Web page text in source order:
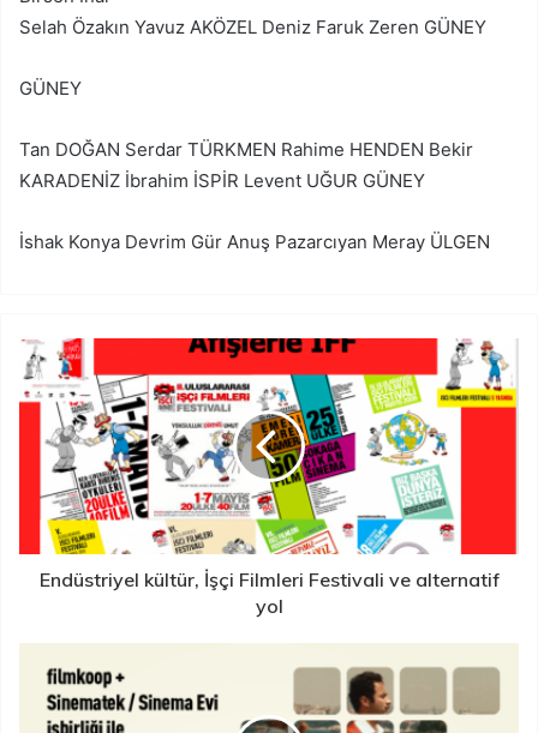
Selah Özakın Yavuz AKÖZEL Deniz Faruk Zeren GÜNEY
GÜNEY
Tan DOĞAN Serdar TÜRKMEN Rahime HENDEN Bekir
KARADENİZ İbrahim İSPİR Levent UĞUR GÜNEY
İshak Konya Devrim Gür Anuş Pazarcıyan Meray ÜLGEN
Endüstriyel kültür, İşçi Filmleri Festivali ve alternatif
yol